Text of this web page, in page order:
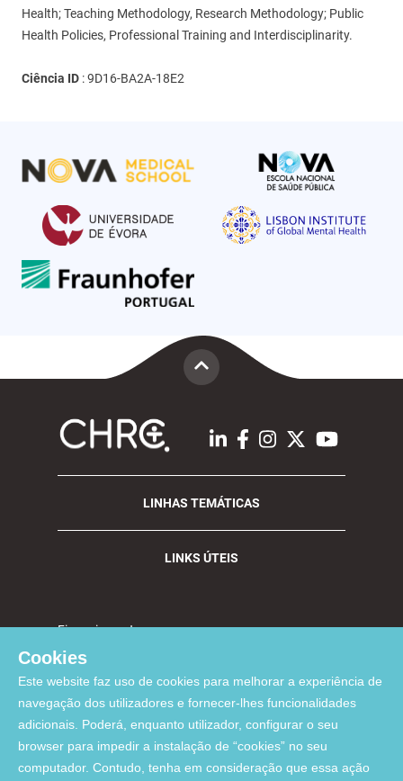
Health; Teaching Methodology, Research Methodology; Public
Health Policies, Professional Training and Interdisciplinarity.
Ciência ID :9D16-BA2A-18E2
LINHAS TEMÁTICAS
LINKS ÚTEIS
Financiamento:
Apoiado pelo FCT através de fundos nacionais por meio dos projetos
10.54499/UIDP/04923/2020
), UIDB/04923/2020 (DOI:
10.54499/UIDB/04923/2020 ), and UID/06291/2025 (DOI:
10.54499/UID/06291/2025)
Cookies
Este website faz uso de cookies para melhorar a experiência de
navegação dos utilizadores e fornecer-lhes funcionalidades
adicionais. Poderá, enquanto utilizador, configurar o seu
browser para impedir a instalação de “cookies” no seu
computador. Contudo, tenha em consideração que essa ação